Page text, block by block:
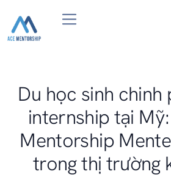
Du học sinh chinh
internship tại
Mentorship
trong thị trường